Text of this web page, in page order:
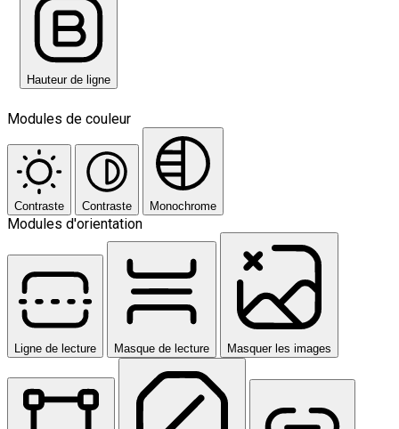
Hauteur de ligne
Modules de couleur
Contraste Contraste Monochrome
Modules d'orientation
Ligne de lecture Masque de lecture Masquer les images